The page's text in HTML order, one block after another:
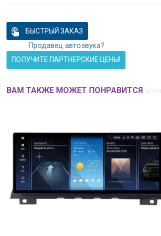
БЫСТРЫЙ ЗАКАЗ
Продавец автозвука?
ПОЛУЧИТЕ ПАРТНЕРСКИЕ ЦЕНЫ!
ВАМ ТАКЖЕ МОЖЕТ ПОНРАВИТСЯ